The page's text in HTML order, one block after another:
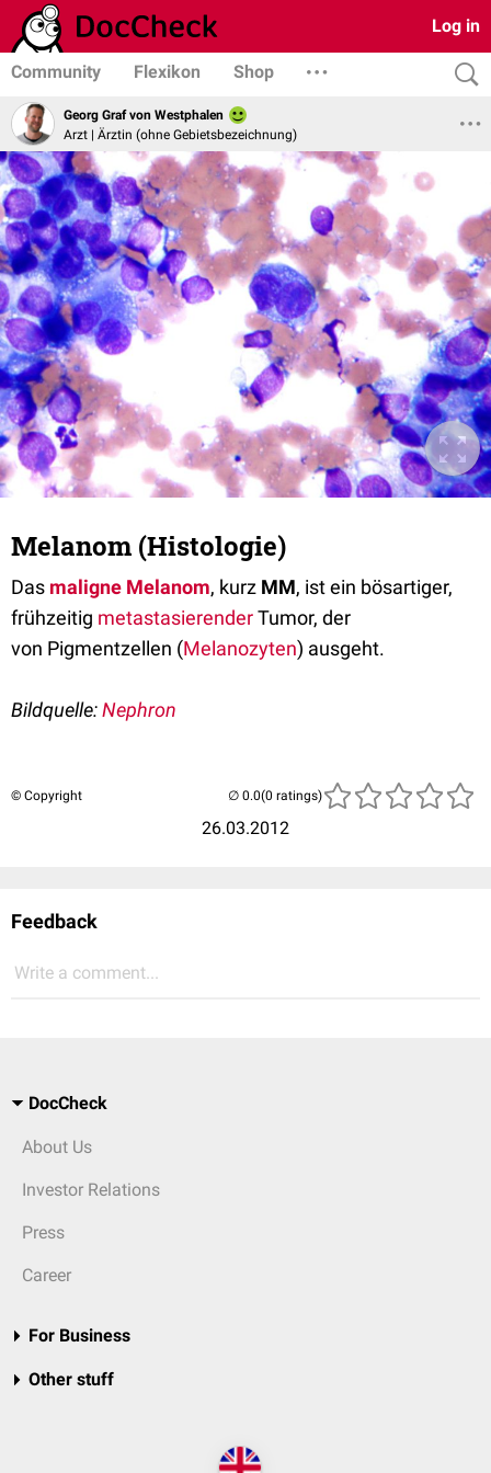
Log in
Community Flexikon Shop
Georg Graf von Westphalen
Arzt | Ärztin (ohne Gebietsbezeichnung)
Melanom (Histologie)
Das maligne Melanom, kurz MM, ist ein bösartiger,
frühzeitig metastasierenderTumor, der
von Pigmentzellen (Melanozyten) ausgeht.
Bildquelle:Nephron
© Copyright
26.03.2012
(0 ratings)
Feedback
Write a comment...
DocCheck
About Us
Investor Relations
Press
Career
For Business
Other stuff